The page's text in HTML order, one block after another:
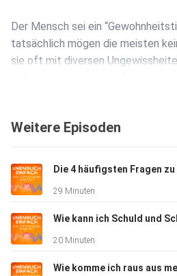
Der Mensch sei ein
tatsächlich mögen die meisten
sie oft mit diversen
Folge.
Du erfährst unter anderem:
Weitere Episoden
29 Minuten
20 Minuten
Wie komme ich raus aus